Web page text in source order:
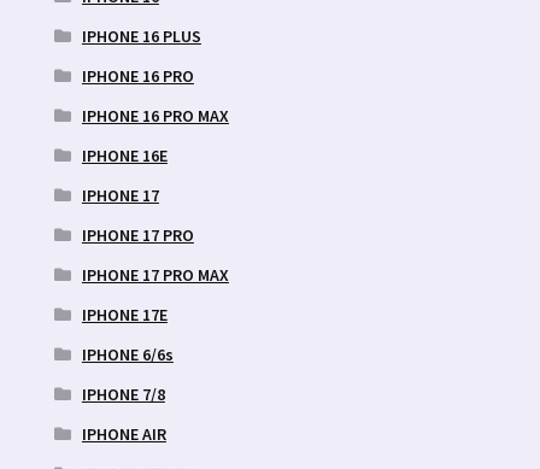
IPHONE 16 PLUS
IPHONE 16 PRO
IPHONE 16 PRO MAX
IPHONE 16E
IPHONE 17
IPHONE 17 PRO
IPHONE 17 PRO MAX
IPHONE 17E
IPHONE 6/6s
IPHONE 7/8
IPHONE AIR